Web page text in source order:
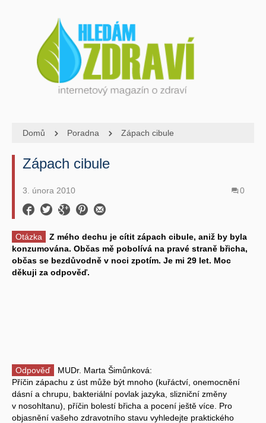
Domů Poradna Zápach cibule
Zápach cibule
3. února 2010 0
Otázka
Z mého dechu je cítit zápach cibule, aniž by byla
konzumována. Občas mě pobolívá na pravé straně břicha,
občas se bezdůvodně v noci zpotím. Je mi 29 let. Moc
děkuji za odpověď.
Odpověď
MUDr. Marta Šimůnková:
Příčin zápachu z úst může být mnoho (kuřáctví, onemocnění
dásní a chrupu, bakteriální povlak jazyka, slizniční změny
v nosohltanu), příčin bolestí břicha a pocení ještě více. Pro
objasnění vašeho zdravotního stavu vyhledejte praktického